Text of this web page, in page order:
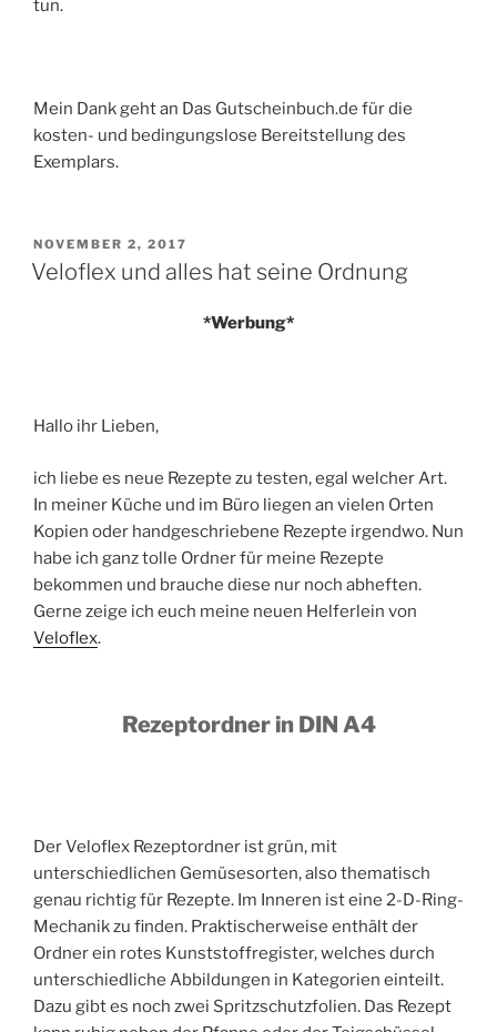
tun.
Mein Dank geht an Das Gutscheinbuch.de für die
kosten- und bedingungslose Bereitstellung des
Exemplars.
VERÖFFENTLICHT
AM
NOVEMBER 2, 2017
Veloflex und alles hat seine Ordnung
*Werbung*
Hallo ihr Lieben,
ich liebe es neue Rezepte zu testen, egal welcher Art.
In meiner Küche und im Büro liegen an vielen Orten
Kopien oder handgeschriebene Rezepte irgendwo. Nun
habe ich ganz tolle Ordner für meine Rezepte
bekommen und brauche diese nur noch abheften.
Gerne zeige ich euch meine neuen Helferlein von
Veloflex.
Rezeptordner in DIN A4
Der Veloflex Rezeptordner ist grün, mit
unterschiedlichen Gemüsesorten, also thematisch
genau richtig für Rezepte. Im Inneren ist eine 2-D-Ring-
Mechanik zu finden. Praktischerweise enthält der
Ordner ein rotes Kunststoffregister, welches durch
unterschiedliche Abbildungen in Kategorien einteilt.
Dazu gibt es noch zwei Spritzschutzfolien. Das Rezept